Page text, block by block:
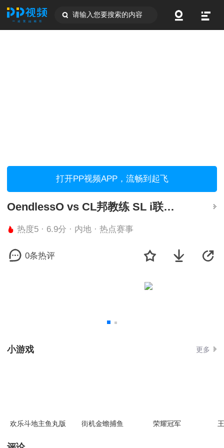
请输入您要搜索的内容
打开PP视频APP，流畅到起飞
OendlessO vs CL邦教练 SL i联赛中国区决赛B组 6.18
热度5 · 6.9分 · 内地 · 热点赛事
0条热评
小游戏 更多
欢乐斗地主鱼丸版 街机金蟾捕鱼 荣耀冠军